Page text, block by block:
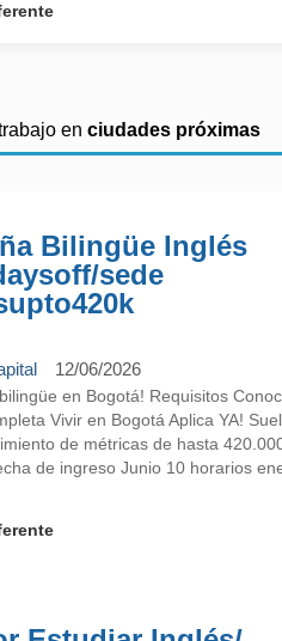
en ciudades próximas
Bilingüe Inglés
sede
12/06/2026
en Bogotá! Requisitos
Vivir en Bogotá Aplica YA!
de métricas de hasta
de ingreso Junio 10 horarios